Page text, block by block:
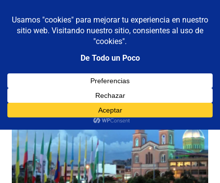
contenido
De todo un poco
Reflexiones,
Viajes
MENÚ